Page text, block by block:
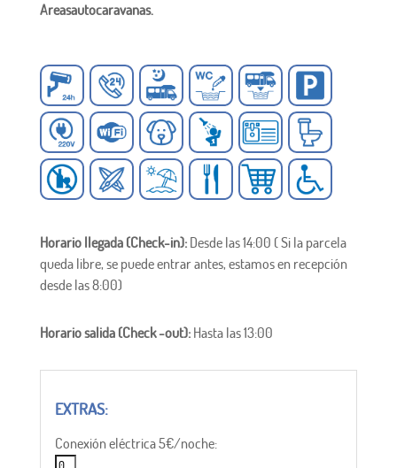
Areasautocaravanas.
Horario llegada (Check-in): Desde las 14:00 ( Si la parcela
queda libre, se puede entrar antes, estamos en recepción
desde las 8:00)
Horario salida (Check -out): Hasta las 13:00
Conexión eléctrica 5€/noche: